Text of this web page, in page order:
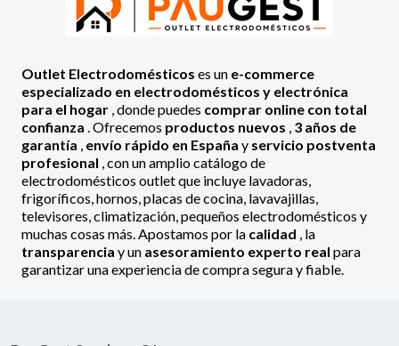
Outlet Electrodomésticos es un e-commerce
especializado en electrodomésticos y electrónica
para el hogar , donde puedes comprar online con total
confianza . Ofrecemos productos nuevos , 3 años de
garantía , envío rápido en España y servicio postventa
profesional , con un amplio catálogo de
electrodomésticos outlet que incluye lavadoras,
frigoríficos, hornos, placas de cocina, lavavajillas,
televisores, climatización, pequeños electrodomésticos y
muchas cosas más. Apostamos por la calidad , la
transparencia y un asesoramiento experto real para
garantizar una experiencia de compra segura y fiable.